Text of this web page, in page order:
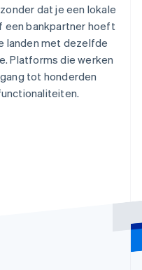
dat je een lokale
bankpartner hoeft
landen met dezelfde
Platforms die werken
tot honderden